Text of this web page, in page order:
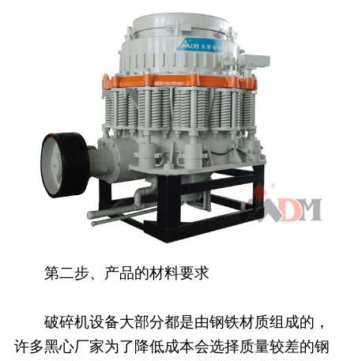
第二步、产品的材料要求
破碎机设备大部分都是由钢铁材质组成的，
许多黑心厂家为了降低成本会选择质量较差的钢